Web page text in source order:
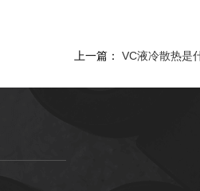
上一篇： VC液冷散热是